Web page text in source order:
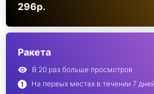
296р.
Ракета
В 20 раз больше просмотров
На первых местах в течении 7 дней